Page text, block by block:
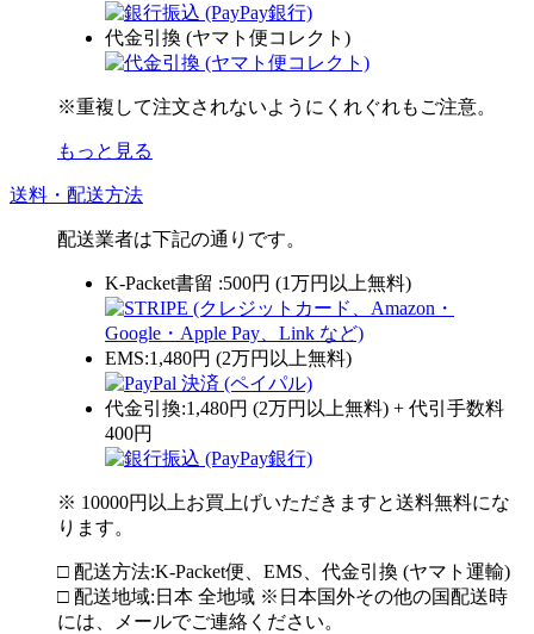
代金引換 (ヤマト便コレクト)
※重複して注文されないようにくれぐれもご注意。
もっと見る
送料・配送方法
配送業者は下記の通りです。
K-Packet書留 :500円 (1万円以上無料)
EMS:1,480円 (2万円以上無料)
代金引換:1,480円 (2万円以上無料) + 代引手数料
400円
※ 10000円以上お買上げいただきますと送料無料にな
ります。
□ 配送方法:K-Packet便、EMS、代金引換 (ヤマト運輸)
□ 配送地域:日本 全地域 ※日本国外その他の国配送時
には、メールでご連絡ください。